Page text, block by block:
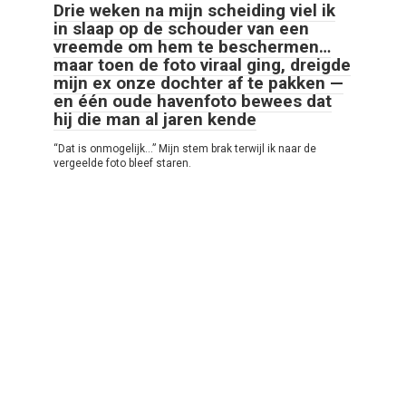
Drie weken na mijn scheiding viel ik
in slaap op de schouder van een
vreemde om hem te beschermen…
maar toen de foto viraal ging, dreigde
mijn ex onze dochter af te pakken —
en één oude havenfoto bewees dat
hij die man al jaren kende
“Dat is onmogelijk…” Mijn stem brak terwijl ik naar de
vergeelde foto bleef staren.